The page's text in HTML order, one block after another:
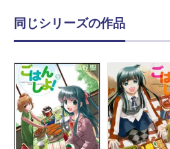
同じシリーズの作品